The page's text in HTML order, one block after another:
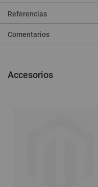
Referencias
Comentarios
Accesorios